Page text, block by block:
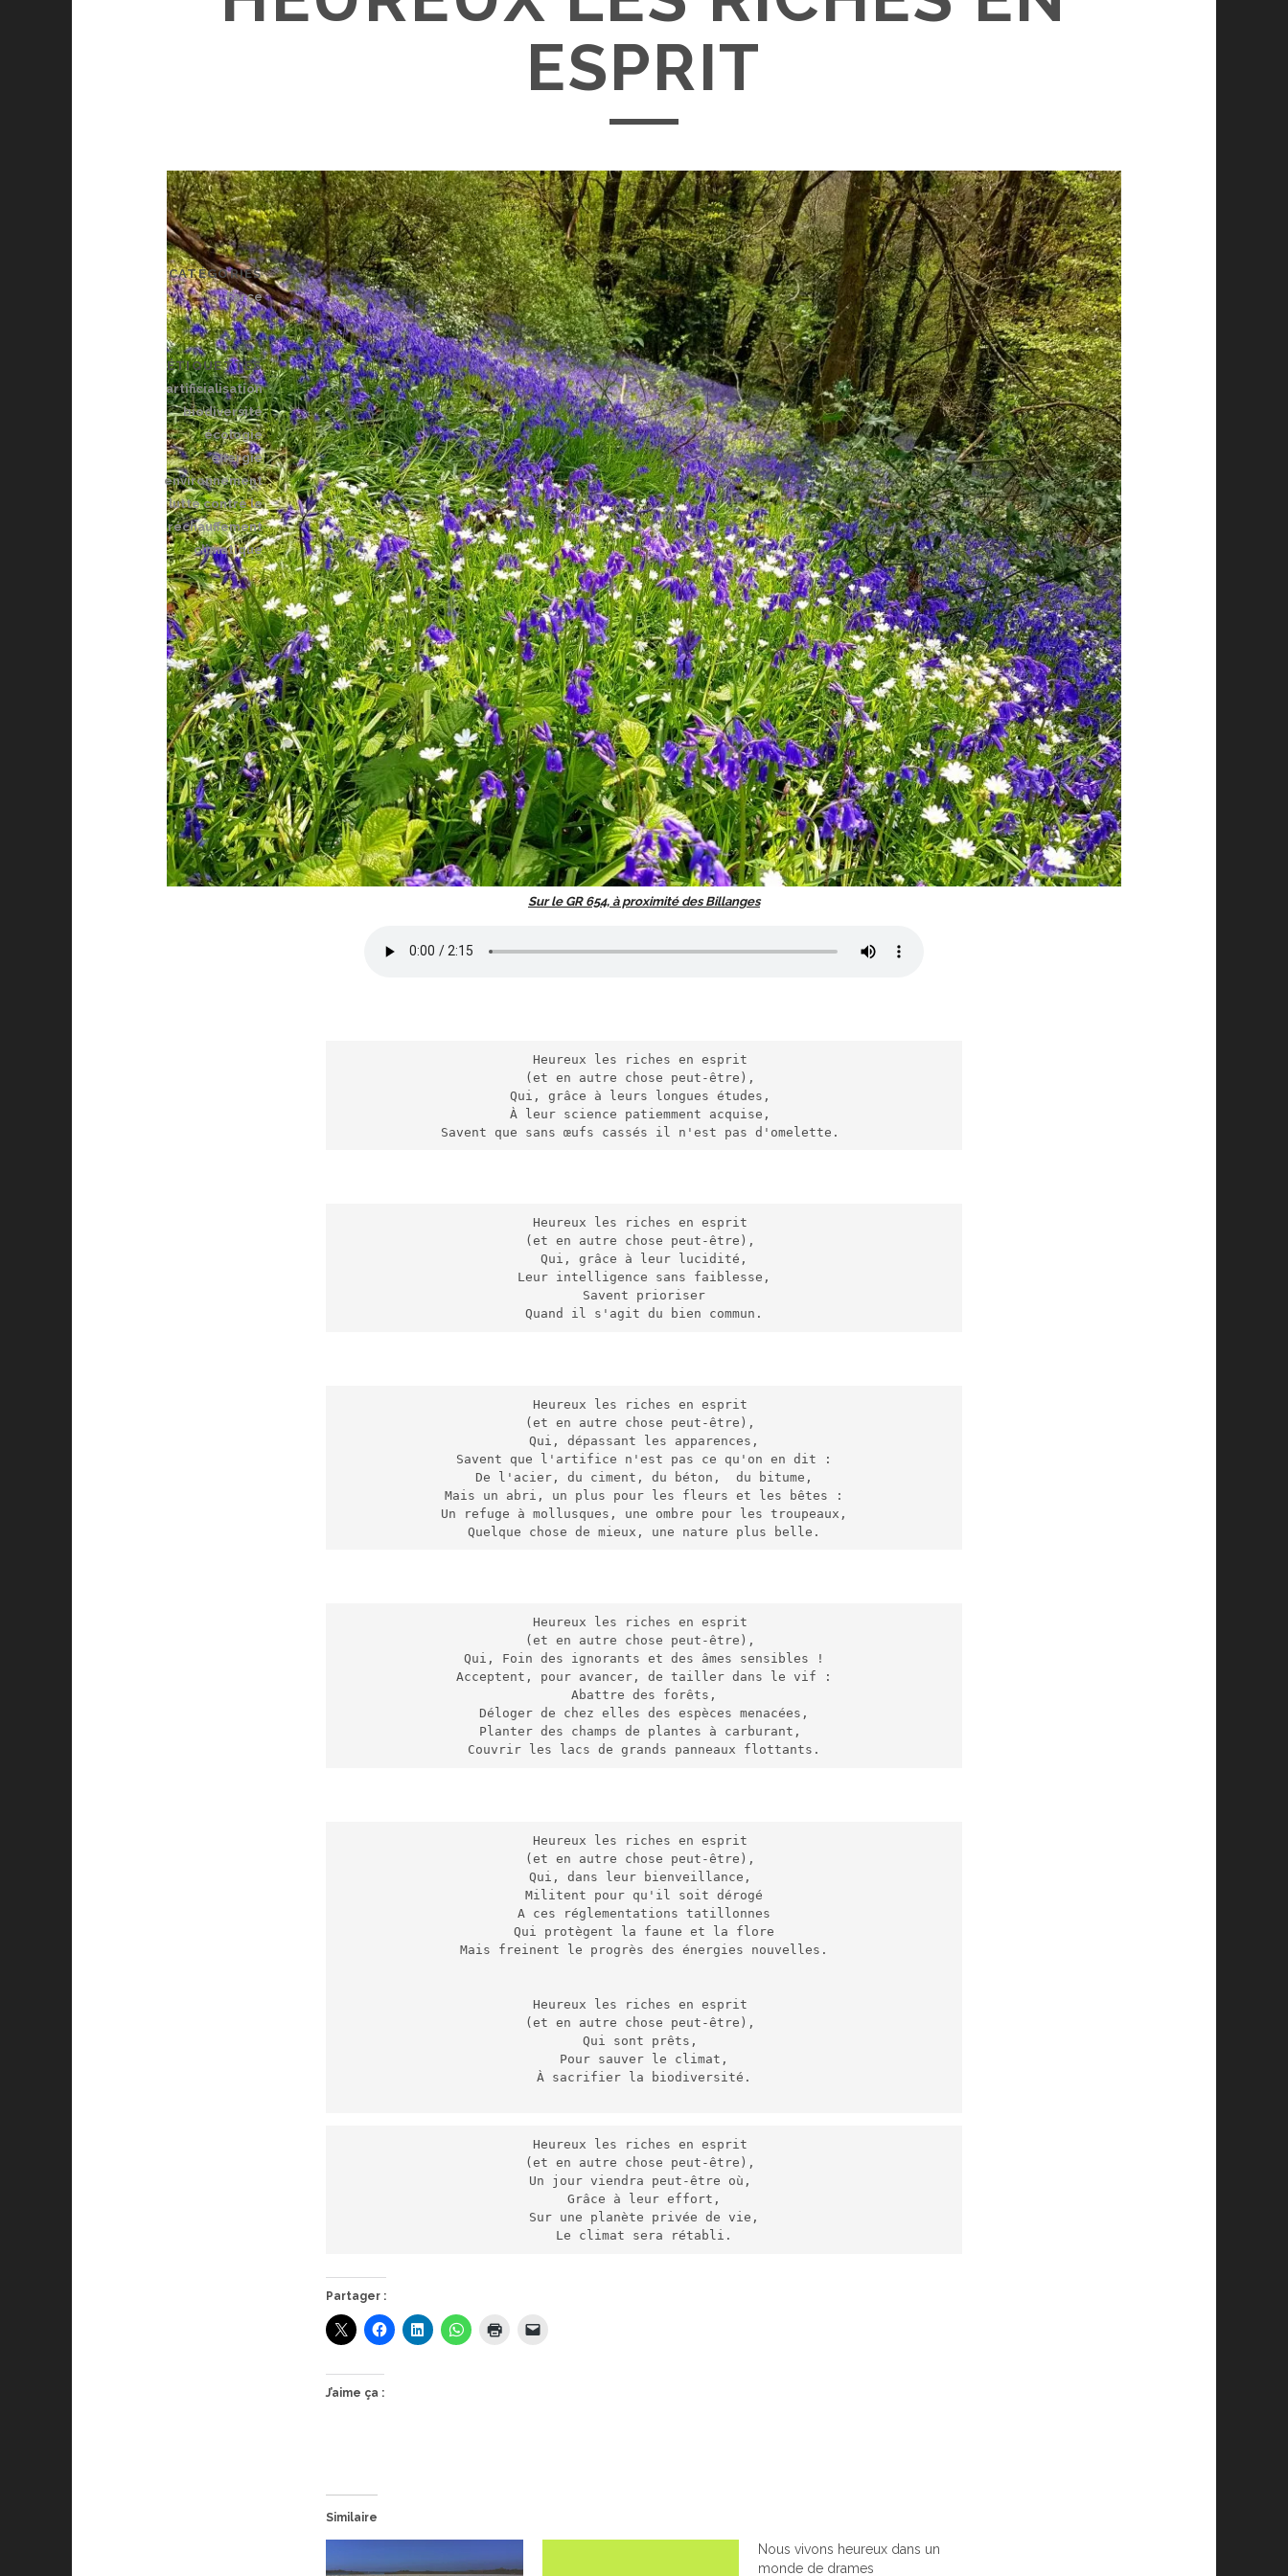
ESPRIT
Sur le GR 654, à proximité des Billanges
Heureux les riches en esprit
(et en autre chose peut-être),
Qui, grâce à leurs longues études,
À leur science patiemment acquise,
Savent que sans œufs cassés il n'est pas d'omelette.
Heureux les riches en esprit
(et en autre chose peut-être),
Qui, grâce à leur lucidité,
Leur intelligence sans faiblesse,
Savent prioriser
Quand il s'agit du bien commun.
Heureux les riches en esprit
(et en autre chose peut-être),
Qui, dépassant les apparences,
Savent que l'artifice n'est pas ce qu'on en dit :
De l'acier, du ciment, du béton,  du bitume,
Mais un abri, un plus pour les fleurs et les bêtes :
Un refuge à mollusques, une ombre pour les troupeaux,
Quelque chose de mieux, une nature plus belle.
Heureux les riches en esprit
(et en autre chose peut-être),
Qui, Foin des ignorants et des âmes sensibles !
Acceptent, pour avancer, de tailler dans le vif :
Abattre des forêts,
Déloger de chez elles des espèces menacées,
Planter des champs de plantes à carburant,
Couvrir les lacs de grands panneaux flottants.
Heureux les riches en esprit
(et en autre chose peut-être),
Qui, dans leur bienveillance,
Militent pour qu'il soit dérogé
A ces réglementations tatillonnes
Qui protègent la faune et la flore
Mais freinent le progrès des énergies nouvelles.
Heureux les riches en esprit
(et en autre chose peut-être),
Qui sont prêts,
Pour sauver le climat,
À sacrifier la biodiversité.
Heureux les riches en esprit
(et en autre chose peut-être),
Un jour viendra peut-être où,
Grâce à leur effort,
Sur une planète privée de vie,
Le climat sera rétabli.
Partager :
J’aime ça :
Similaire
Nous vivons heureux dans un
monde de drames
CATÉGORIES
Farce
ÉTIQUETTES
artificialisation
biodiversité
écologie
énergie
environnement
lutte contre le
réchauffement
climatique